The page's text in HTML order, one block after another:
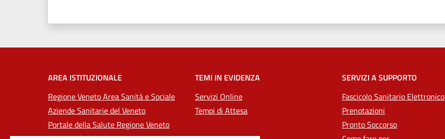
AREA ISTITUZIONALE
Regione Veneto Area Sanità e Sociale
Aziende Sanitarie del Veneto
Portale della Salute Regione Veneto
TEMI IN EVIDENZA
Servizi Online
Tempi di Attesa
SERVIZI A SUPPORTO
Fascicolo Sanitario Elettronico
Prenotazioni
Pronto Soccorso